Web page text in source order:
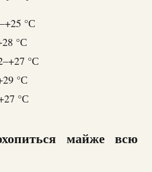
°С
°С
°С
°С
°С
майже всю